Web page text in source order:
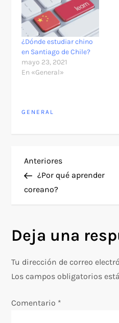
¿Dónde estudiar chino
en Santiago de Chile?
mayo 23, 2021
En «General»
GENERAL
N
a
e
g
a
c
Entrada
anterior
Anteriores
¿Por qué aprender
coreano?
Deja una
Tu dirección de correo
Los campos obligatorios
Comentario *